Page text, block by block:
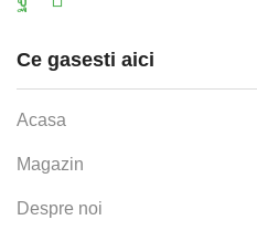
Facebook
Ce gasesti aici
Acasa
Magazin
Despre noi